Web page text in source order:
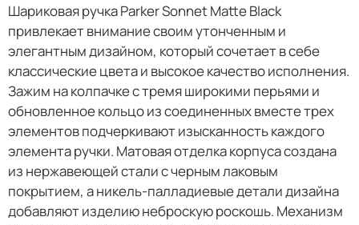
Шариковая ручка Parker Sonnet Matte Black
привлекает внимание своим утонченным и
элегантным дизайном, который сочетает в себе
классические цвета и высокое качество исполнения.
Зажим на колпачке с тремя широкими перьями и
обновленное кольцо из соединенных вместе трех
элементов подчеркивают изысканность каждого
элемента ручки. Матовая отделка корпуса создана
из нержавеющей стали с черным лаковым
покрытием, а никель-палладиевые детали дизайна
добавляют изделию неброскую роскошь. Механизм